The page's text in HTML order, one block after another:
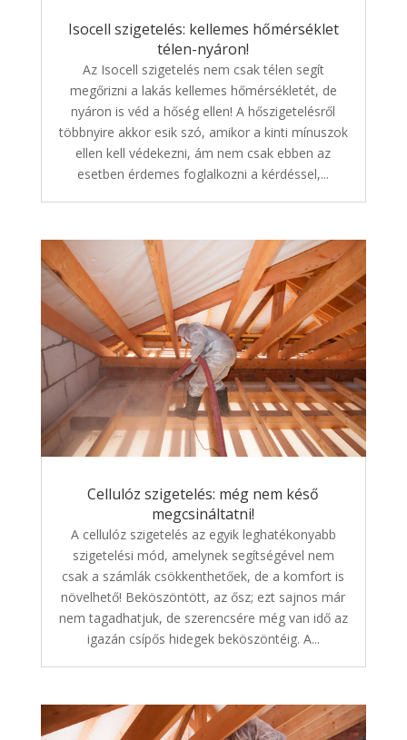
Isocell szigetelés: kellemes hőmérséklet
télen-nyáron!
Az Isocell szigetelés nem csak télen segít
megőrizni a lakás kellemes hőmérsékletét, de
nyáron is véd a hőség ellen! A hőszigetelésről
többnyire akkor esik szó, amikor a kinti mínuszok
ellen kell védekezni, ám nem csak ebben az
esetben érdemes foglalkozni a kérdéssel,...
Cellulóz szigetelés: még nem késő
megcsináltatni!
A cellulóz szigetelés az egyik leghatékonyabb
szigetelési mód, amelynek segítségével nem
csak a számlák csökkenthetőek, de a komfort is
növelhető! Beköszöntött, az ősz; ezt sajnos már
nem tagadhatjuk, de szerencsére még van idő az
igazán csípős hidegek beköszöntéig. A...